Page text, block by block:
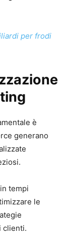
per frodi
è
generano
tempi
le
clienti.